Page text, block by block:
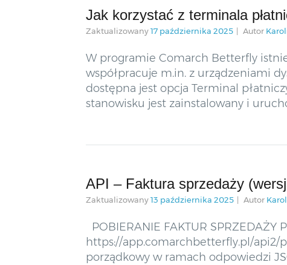
Jak korzystać z terminala
Zaktualizowany17 października 2025 Autor
W programie Comarch Betterfly
współpracuje m.in. z urządzeniami
dostępna jest opcja Terminal
stanowisku jest zainstalowany i
API – Faktura sprzedaży
Zaktualizowany13 października 2025 Autor
POBIERANIE FAKTUR
https://app.comarchbetterfly.pl/api2/
porządkowy w ramach odpowiedzi